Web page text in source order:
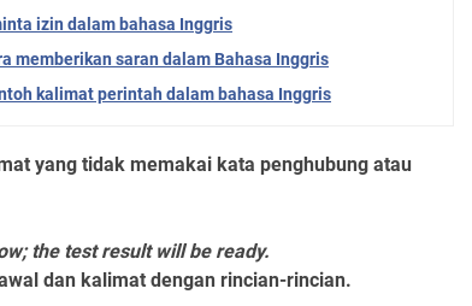
izin dalam bahasa Inggris
memberikan saran dalam Bahasa Inggris
kalimat perintah dalam bahasa Inggris
yang tidak memakai kata penghubung atau
the test result will be ready.
dan kalimat dengan rincian-rincian.